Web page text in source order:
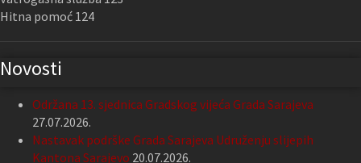
Hitna pomoć 124
Novosti
Održana 13. sjednica Gradskog vijeća Grada Sarajeva
27.07.2026.
Nastavak podrške Grada Sarajeva Udruženju slijepih
Kantona Sarajevo 20.07.2026.